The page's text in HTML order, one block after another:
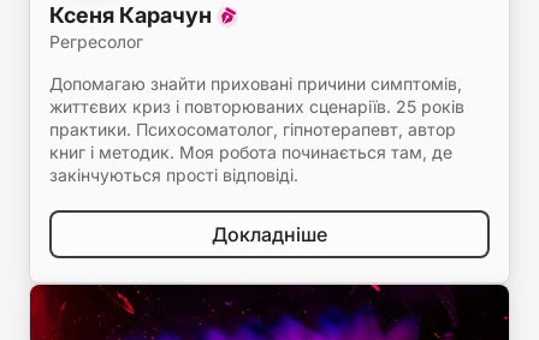
Ксеня Карачун
Регресолог
Допомагаю знайти приховані причини симптомів,
життєвих криз і повторюваних сценаріїв. 25 років
практики. Психосоматолог, гіпнотерапевт, автор
книг і методик. Моя робота починається там, де
закінчуються прості відповіді.
Докладніше